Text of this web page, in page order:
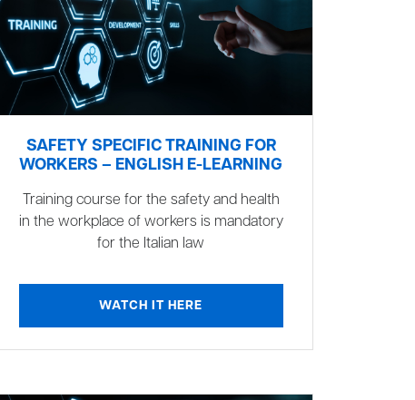
SAFETY SPECIFIC TRAINING FOR
WORKERS – ENGLISH E-LEARNING
Training course for the safety and health
in the workplace of workers is mandatory
for the Italian law
WATCH IT HERE